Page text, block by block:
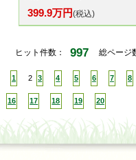
399.9万円(税込)
ヒット件数： 997 総ページ
1 2 3 4 5 6 7 8
16 17 18 19 20